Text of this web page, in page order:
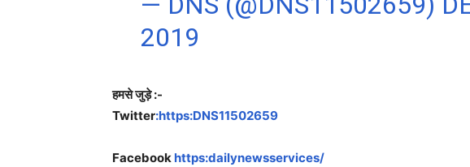
2019
हमसे जुड़े :-
Twitter:https:DNS11502659
Facebook https:dailynewsservices/